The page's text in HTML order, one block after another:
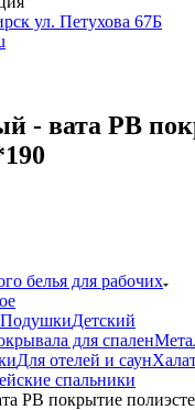
ул. Петухова 67Б
- вата РВ
белья для рабочих
ПодушкиДетский
для спален
Для отелей и саун
спальники
РВ покрытие